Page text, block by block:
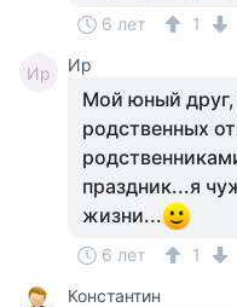
6 лет 1
Ир Ир
Мой юный друг,
родственных
праздник...я
жизни...
6 лет
1
Константин